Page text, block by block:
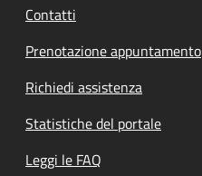
Contatti
Prenotazione appuntamento
Richiedi assistenza
Statistiche del portale
Leggi le FAQ